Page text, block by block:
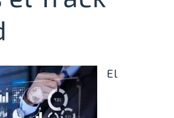
El